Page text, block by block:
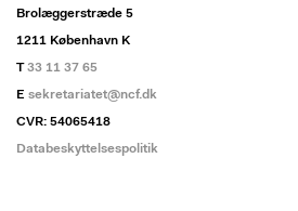
Brolæggerstræde 5
1211 København K
T33 11 37 65
E sekretariatet@ncf.dk
CVR: 54065418
Databeskyttelsespolitik